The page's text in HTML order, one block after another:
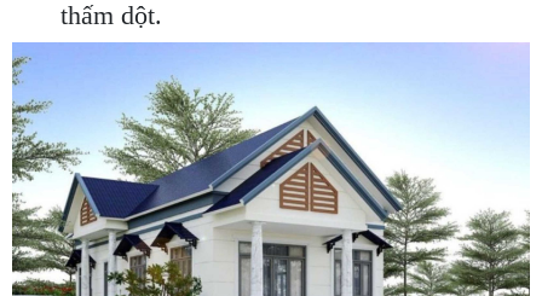
thấm dột.